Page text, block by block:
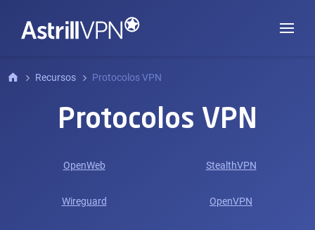
Recursos Protocolos VPN
Protocolos VPN
OpenWeb StealthVPN
Wireguard OpenVPN